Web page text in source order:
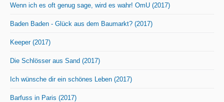
Wenn ich es oft genug sage, wird es wahr! OmU (2017)
Baden Baden - Glück aus dem Baumarkt? (2017)
Keeper (2017)
Die Schlösser aus Sand (2017)
Ich wünsche dir ein schönes Leben (2017)
Barfuss in Paris (2017)